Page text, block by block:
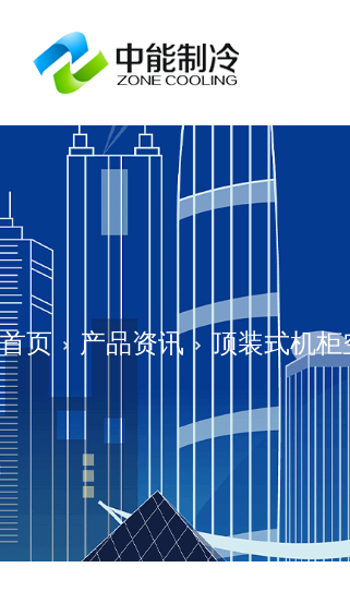
首页 产品资讯 顶装式机柜